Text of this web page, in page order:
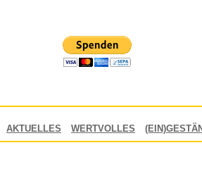
AKTUELLES WERTVOLLES